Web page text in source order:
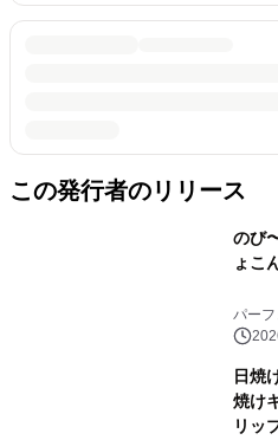
この発行者のリリース
のび
ょこ
パー
日焼
焼け
リッ